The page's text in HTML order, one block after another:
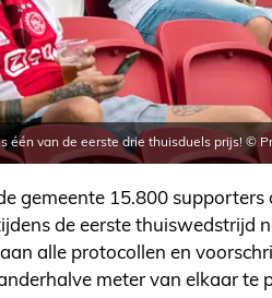
één van de eerste drie thuisduels prijs! ©
gemeente 15.800 supporters
de eerste thuiswedstrijd
alle protocollen en
meter van elkaar te